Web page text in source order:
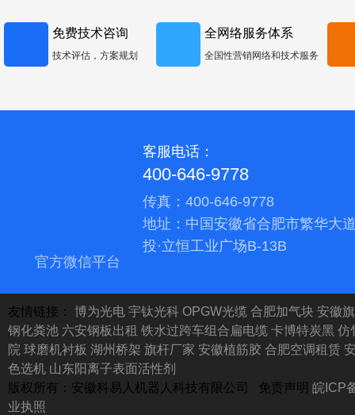
免费技术咨询
技术评估，方案规划
全网络服务体系
全国性营销网络和技术服务
客服电话：
400-646-9778
传真：400-646-9778
地址：中国安徽省合肥市繁华大
投·立恒工业广场B-13B
官方微信平台
友情链接： 博为光电 宇钛光科 OPGW光缆 合肥加气块 安徽
钢化粪池 六安钢板出租 铁水过跨车组合扁电缆 卡博特炭黑 仿
院 球磨机衬板 湖州桥架 旗杆厂家 安徽植筋胶 合肥空调租赁
色选机 山东阳离子表面活性剂
版权所有：安徽科易人机器人科技有限公司 免责声明 皖ICP
业执照